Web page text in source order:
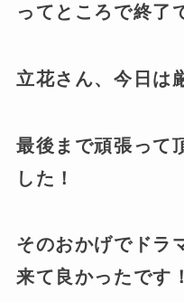
ってところで終了
立花さん、今日は
最後まで頑張って
した！
そのおかげでドラ
来て良かったです！